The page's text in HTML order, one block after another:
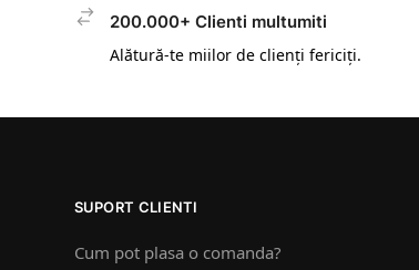
200.000+ Clienti multumiti
Alătură-te miilor de clienți fericiți.
SUPORT CLIENTI
Cum pot plasa o comanda?